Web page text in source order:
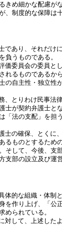
きめ細かな配慮が
制度的な保障は
であり、それだけ
負うものである。
価委員会の委員と
れるものであるか
の自主性・独立性
、とりわけ民事法
士が契約弁護士と
「法の支配」を担
士の確保、とくに
るものとするため
そして、今後、支
支部の設立及び運
体的な組織・体制
を作り上げ、「公
められている。
対して、上述した